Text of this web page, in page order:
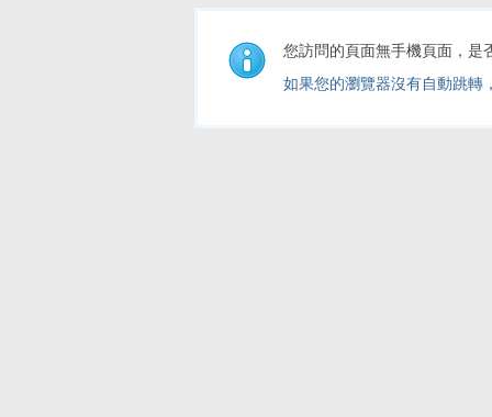
您訪問的頁面無手機頁面，是
如果您的瀏覽器沒有自動跳轉